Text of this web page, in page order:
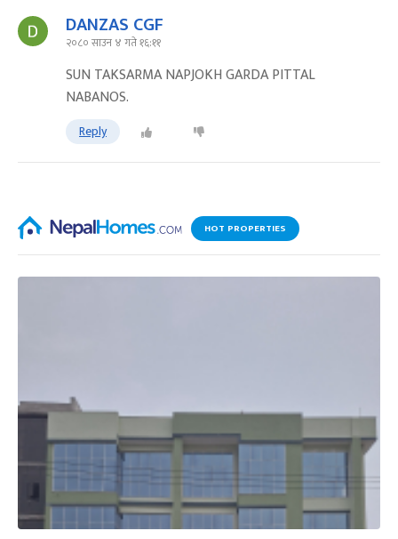
DANZAS CGF
२०८० साउन ४ गते १६:११
SUN TAKSARMA NAPJOKH GARDA PITTAL
NABANOS.
Reply
HOT PROPERTIES